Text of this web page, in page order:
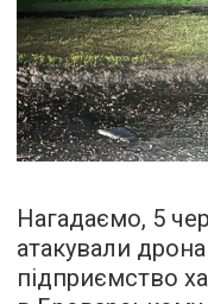
Нагадаємо, 5
атакували
підприємство